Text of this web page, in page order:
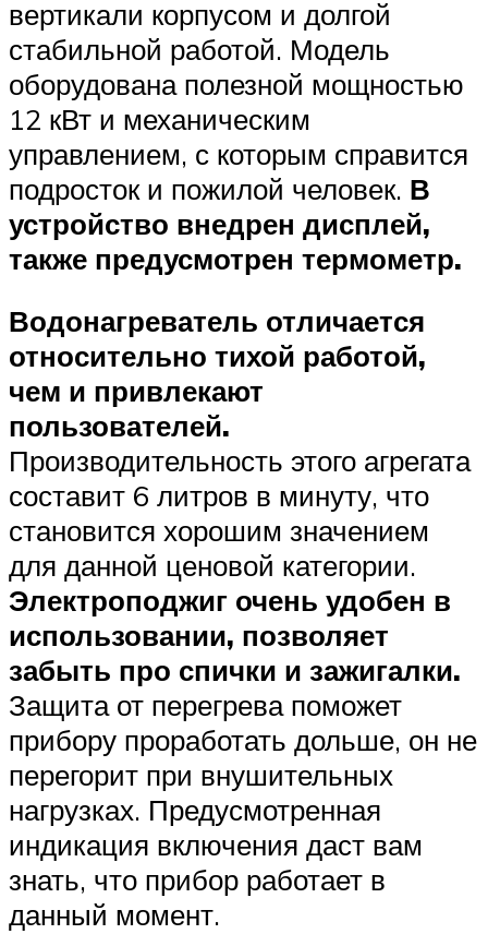
вертикали корпусом и долгой
стабильной работой. Модель
оборудована полезной мощностью
12 кВт и механическим
управлением, с которым справится
подросток и пожилой человек. В
устройство внедрен дисплей,
также предусмотрен термометр.
Водонагреватель отличается
относительно тихой работой,
чем и привлекают
пользователей.
Производительность этого агрегата
составит 6 литров в минуту, что
становится хорошим значением
для данной ценовой категории.
Электроподжиг очень удобен в
использовании, позволяет
забыть про спички и зажигалки.
Защита от перегрева поможет
прибору проработать дольше, он не
перегорит при внушительных
нагрузках. Предусмотренная
индикация включения даст вам
знать, что прибор работает в
данный момент.